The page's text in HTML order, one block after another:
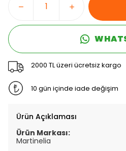
2000 TL üzeri ücretsiz kargo
10 gün içinde iade değişim
Ürün Açıklaması
Ürün Markası:
Martinelia